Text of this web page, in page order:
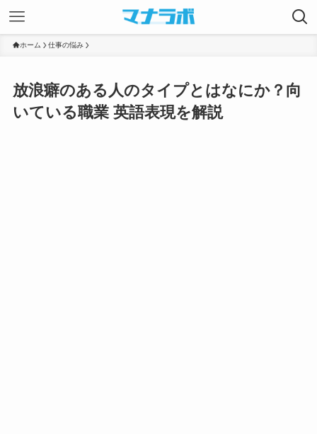
ホーム 仕事の悩み
放浪癖のある人のタイプとはなにか？向
いている職業 英語表現を解説